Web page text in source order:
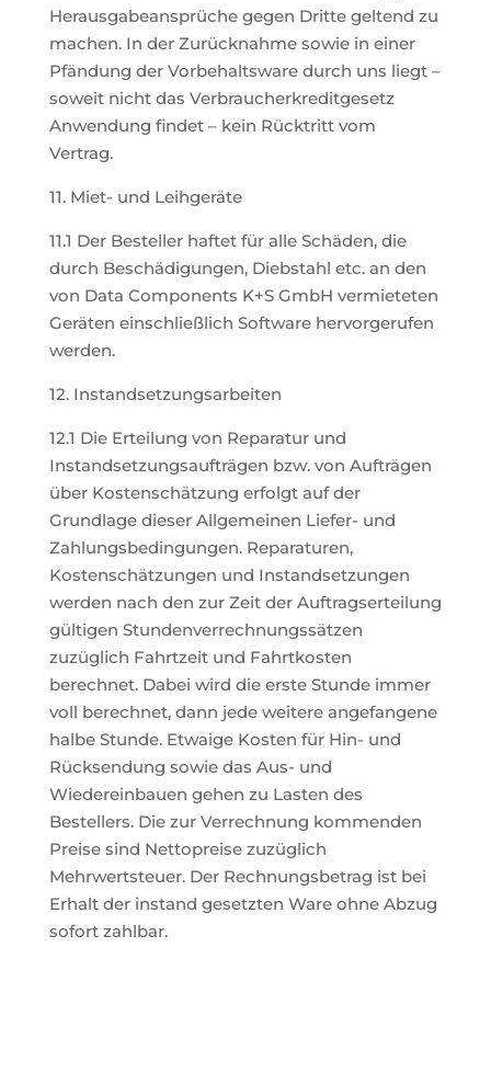
Herausgabeansprüche gegen Dritte geltend zu
machen. In der Zurücknahme sowie in einer
Pfändung der Vorbehaltsware durch uns liegt –
soweit nicht das Verbraucherkreditgesetz
Anwendung findet – kein Rücktritt vom
Vertrag.
11. Miet- und Leihgeräte
11.1 Der Besteller haftet für alle Schäden, die
durch Beschädigungen, Diebstahl etc. an den
von Data Components K+S GmbH vermieteten
Geräten einschließlich Software hervorgerufen
werden.
12. Instandsetzungsarbeiten
12.1 Die Erteilung von Reparatur und
Instandsetzungsaufträgen bzw. von Aufträgen
über Kostenschätzung erfolgt auf der
Grundlage dieser Allgemeinen Liefer- und
Zahlungsbedingungen. Reparaturen,
Kostenschätzungen und Instandsetzungen
werden nach den zur Zeit der Auftragserteilung
gültigen Stundenverrechnungssätzen
zuzüglich Fahrtzeit und Fahrtkosten
berechnet. Dabei wird die erste Stunde immer
voll berechnet, dann jede weitere angefangene
halbe Stunde. Etwaige Kosten für Hin- und
Rücksendung sowie das Aus- und
Wiedereinbauen gehen zu Lasten des
Bestellers. Die zur Verrechnung kommenden
Preise sind Nettopreise zuzüglich
Mehrwertsteuer. Der Rechnungsbetrag ist bei
Erhalt der instand gesetzten Ware ohne Abzug
sofort zahlbar.